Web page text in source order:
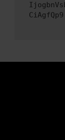
CiAgfQp9